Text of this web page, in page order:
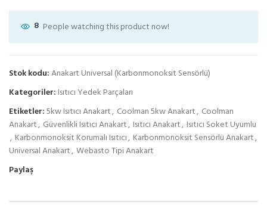
8 People watching this product now!
Stok kodu:Anakart Universal (Karbonmonoksit Sensörlü)
Kategoriler: Isıtıcı Yedek Parçaları
Etiketler:5kw Isıtıcı Anakart, Coolman 5kw Anakart, Coolman
Anakart, Güvenlikli Isıtıcı Anakart, Isıtıcı Anakart, Isıtıcı Soket Uyumlu
, Karbonmonoksit Korumalı Isıtıcı, Karbonmonoksit Sensörlü Anakart,
Universal Anakart, Webasto Tipi Anakart
Paylaş